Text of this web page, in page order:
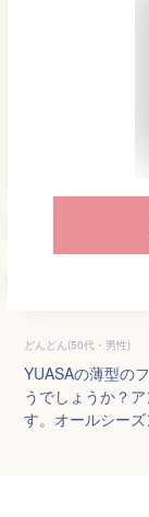
どんどん(50代・男性)
YUASAの薄型の
うでしょうか？
す。オールシー